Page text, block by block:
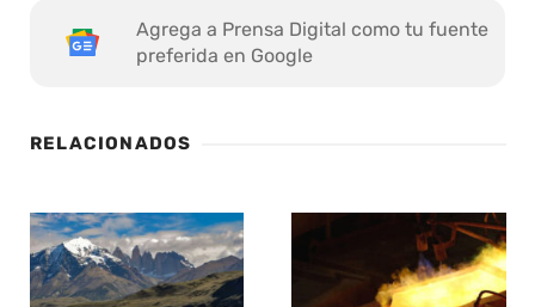
Agrega a Prensa Digital como tu fuente
preferida en Google
RELACIONADOS